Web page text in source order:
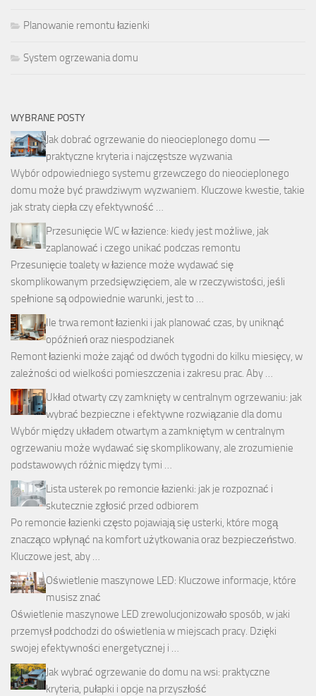
Planowanie remontu łazienki
System ogrzewania domu
WYBRANE POSTY
Jak dobrać ogrzewanie do nieocieplonego domu —
praktyczne kryteria i najczęstsze wyzwania
Wybór odpowiedniego systemu grzewczego do nieocieplonego
domu może być prawdziwym wyzwaniem. Kluczowe kwestie, takie
jak straty ciepła czy efektywność …
Przesunięcie WC w łazience: kiedy jest możliwe, jak
zaplanować i czego unikać podczas remontu
Przesunięcie toalety w łazience może wydawać się
skomplikowanym przedsięwzięciem, ale w rzeczywistości, jeśli
spełnione są odpowiednie warunki, jest to …
Ile trwa remont łazienki i jak planować czas, by uniknąć
opóźnień oraz niespodzianek
Remont łazienki może zająć od dwóch tygodni do kilku miesięcy, w
zależności od wielkości pomieszczenia i zakresu prac. Aby …
Układ otwarty czy zamknięty w centralnym ogrzewaniu: jak
wybrać bezpieczne i efektywne rozwiązanie dla domu
Wybór między układem otwartym a zamkniętym w centralnym
ogrzewaniu może wydawać się skomplikowany, ale zrozumienie
podstawowych różnic między tymi …
Lista usterek po remoncie łazienki: jak je rozpoznać i
skutecznie zgłosić przed odbiorem
Po remoncie łazienki często pojawiają się usterki, które mogą
znacząco wpłynąć na komfort użytkowania oraz bezpieczeństwo.
Kluczowe jest, aby …
Oświetlenie maszynowe LED: Kluczowe informacje, które
musisz znać
Oświetlenie maszynowe LED zrewolucjonizowało sposób, w jaki
przemysł podchodzi do oświetlenia w miejscach pracy. Dzięki
swojej efektywności energetycznej i …
Jak wybrać ogrzewanie do domu na wsi: praktyczne
kryteria, pułapki i opcje na przyszłość